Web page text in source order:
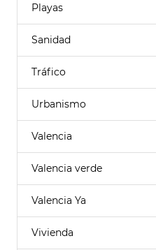
Playas
Sanidad
Tráfico
Urbanismo
Valencia
Valencia verde
Valencia Ya
Vivienda